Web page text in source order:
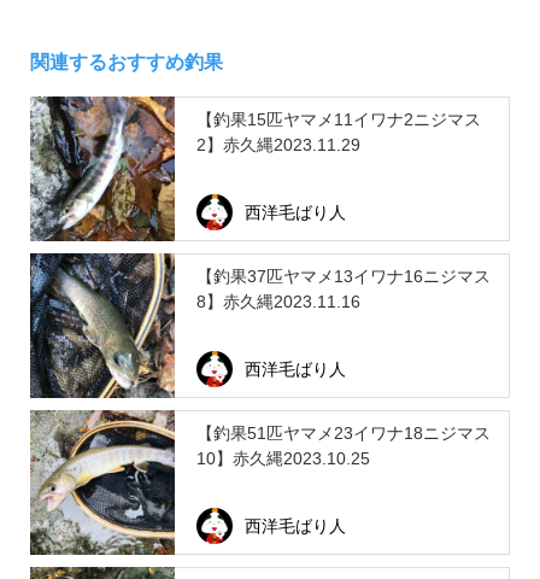
関連するおすすめ釣果
【釣果15匹ヤマメ11イワナ2ニジマス
2】赤久縄2023.11.29
西洋毛ばり人
【釣果37匹ヤマメ13イワナ16ニジマス
8】赤久縄2023.11.16
西洋毛ばり人
【釣果51匹ヤマメ23イワナ18ニジマス
10】赤久縄2023.10.25
西洋毛ばり人